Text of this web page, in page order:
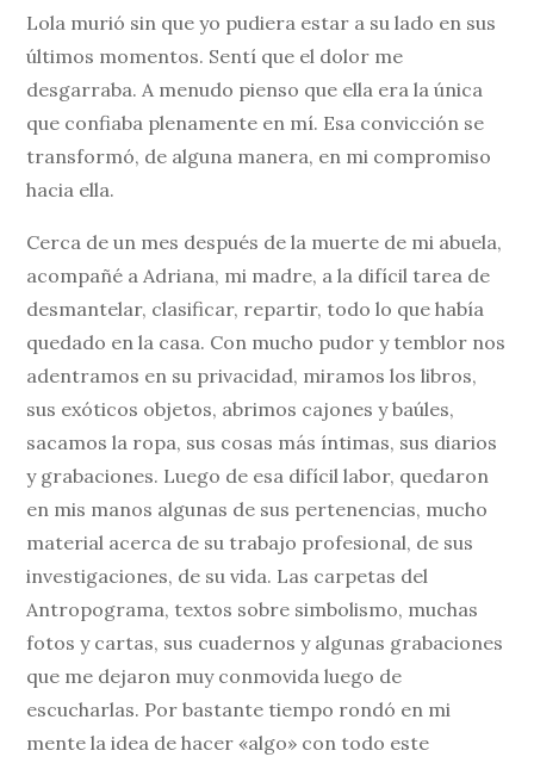
Lola murió sin que yo pudiera estar a su lado en sus
últimos momentos. Sentí que el dolor me
desgarraba. A menudo pienso que ella era la única
que confiaba plenamente en mí. Esa convicción se
transformó, de alguna manera, en mi compromiso
hacia ella.
Cerca de un mes después de la muerte de mi abuela,
acompañé a Adriana, mi madre, a la difícil tarea de
desmantelar, clasificar, repartir, todo lo que había
quedado en la casa. Con mucho pudor y temblor nos
adentramos en su privacidad, miramos los libros,
sus exóticos objetos, abrimos cajones y baúles,
sacamos la ropa, sus cosas más íntimas, sus diarios
y grabaciones. Luego de esa difícil labor, quedaron
en mis manos algunas de sus pertenencias, mucho
material acerca de su trabajo profesional, de sus
investigaciones, de su vida. Las carpetas del
Antropograma, textos sobre simbolismo, muchas
fotos y cartas, sus cuadernos y algunas grabaciones
que me dejaron muy conmovida luego de
escucharlas. Por bastante tiempo rondó en mi
mente la idea de hacer «algo» con todo este